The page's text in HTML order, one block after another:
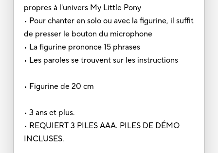
propres à l'univers My Little Pony
• Pour chanter en solo ou avec la figurine, il suffit
de presser le bouton du microphone
• La figurine prononce 15 phrases
• Les paroles se trouvent sur les instructions
• Figurine de 20 cm
• 3 ans et plus.
• REQUIERT 3 PILES AAA. PILES DE DÉMO
INCLUSES.